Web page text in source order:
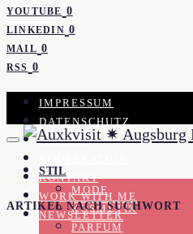
YOUTUBE 0
LINKEDIN 0
MAIL 0
RSS 0
IMPRESSUM
DATENSCHUTZ
PRESSE
KONTAKT
WORK WITH ME
NEWSLETTER
STIL
MODE
KOSMETIK
PARFUM
ARTIKEL NACH SUCHWORT